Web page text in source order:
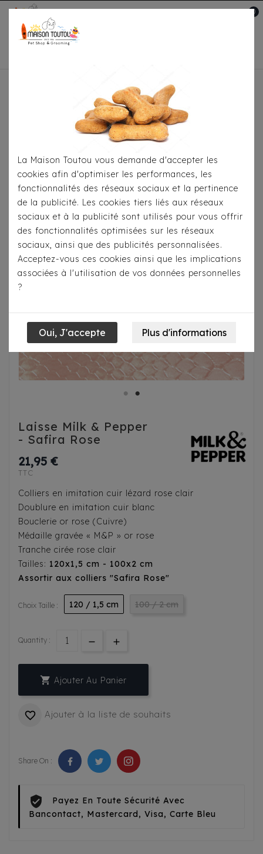
0
Pour Les Balades Laisses
Milk & Pepper - Safira Rose
Laisse Milk & Pepper
- Safira Rose
21,95 €
TTC
Colliers en imitation cuir lézard rose clair
Doublure en imitation cuir blanc
Bouclerie or rose (Cuivre)
Médaille gravée « M&P » or rose
Tranche cirée rose clair
Tailles: 120x1,5 cm - 100x2 cm
Assortir aux colliers "Safira Rose"
Choix Taille : 120 / 1,5 cm 100 / 2 cm
Quantity :
 Ajouter Au Panier
 Ajouter à la liste de souhaits
Share On :
Payez En Toute Sécurité Avec
Bancontact, Mastercard, Visa, Carte Bleu
La Maison Toutou vous demande d'accepter les
cookies afin d'optimiser les performances, les
fonctionnalités des réseaux sociaux et la pertinence
de la publicité. Les cookies tiers liés aux réseaux
sociaux et à la publicité sont utilisés pour vous offrir
des fonctionnalités optimisées sur les réseaux
sociaux, ainsi que des publicités personnalisées.
Acceptez-vous ces cookies ainsi que les implications
associées à l'utilisation de vos données personnelles
?